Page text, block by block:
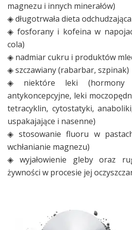
magnezu i innych minerałów)
◈ długotrwała dieta odchudzająca
◈ fosforany i kofeina w
cola)
◈ nadmiar cukru i produktów
◈ szczawiany (rabarbar, szpinak)
◈ niektóre leki (hormony
antykoncepcyjne, leki
tetracyklin, cytostatyki,
uspakajające i nasenne)
◈ stosowanie fluoru w
wchłanianie magnezu)
◈ wyjałowienie gleby oraz
żywności w procesie jej